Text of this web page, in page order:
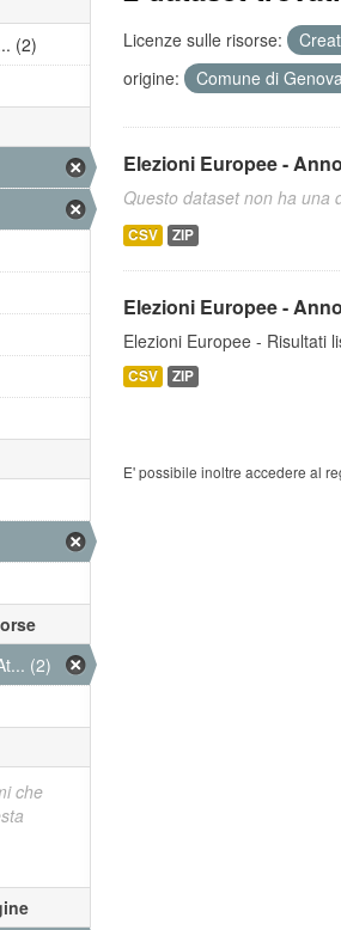
Licenze sulle risorse:
origine:
Comune di
Elezioni Europee -
Questo dataset non ha una
CSV ZIP
Elezioni Europee -
Elezioni Europee - Risultati
CSV ZIP
E' possibile inoltre accedere al
(2)
(2)
che